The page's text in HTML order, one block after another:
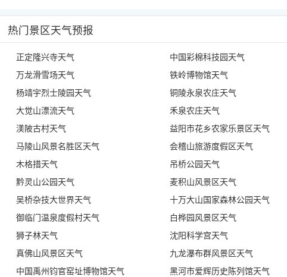
热门景区天气预报
正定隆兴寺天气 中国彩棉科技园天气
万龙滑雪场天气
铁岭博物馆天气
杨靖宇烈士陵园天气
铜陵永泉农庄天气
大觉山漂流天气
禾泉农庄天气
渼陂古村天气
益阳市花乡农家乐景区天气
马陵山风景名胜区天气
会稽山旅游度假区天气
木格措天气
吊桥公园天气
黔灵山公园天气
麦积山风景区天气
吴桥杂技大世界天气
十万大山国家森林公园天气
御临门温泉度假村天气
白桦园风景区天气
狮子林天气
沈阳科学宫天气
真佛山风景区天气
九龙瀑布群风景区天气
中国禹州钧官窑址博物馆天气
黑河市爱辉历史陈列馆天气